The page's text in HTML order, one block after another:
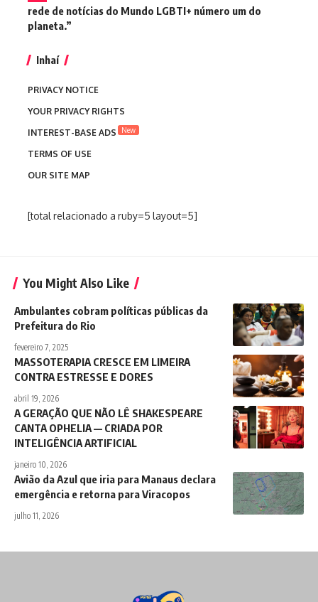
rede de notícias do Mundo LGBTI+ número um do
planeta.”
Inhaí
PRIVACY NOTICE
YOUR PRIVACY RIGHTS
INTEREST-BASE ADS
New
TERMS OF USE
OUR SITE MAP
[total relacionado a ruby=5 layout=5]
You Might Also Like
Ambulantes cobram políticas públicas da
Prefeitura do Rio
fevereiro 7, 2025
MASSOTERAPIA CRESCE EM LIMEIRA
CONTRA ESTRESSE E DORES
abril 19, 2026
A GERAÇÃO QUE NÃO LÊ SHAKESPEARE
CANTA OPHELIA — CRIADA POR
INTELIGÊNCIA ARTIFICIAL
janeiro 10, 2026
Avião da Azul que iria para Manaus declara
emergência e retorna para Viracopos
julho 11, 2026